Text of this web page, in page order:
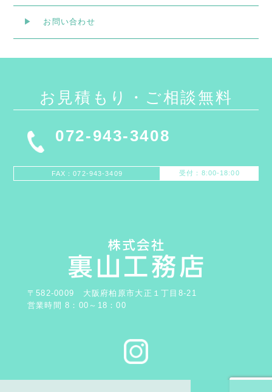
お問い合わせ
お見積もり・ご相談無料
072-943-3408
FAX：072-943-3409 受付：8:00-18:00
〒582-0009 大阪府柏原市大正１丁目8-21
営業時間 8：00～18：00